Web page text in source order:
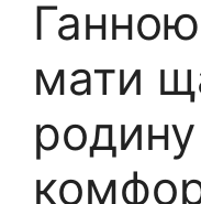
Ганною
мати